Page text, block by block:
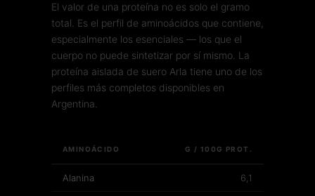
El valor de una proteína no es solo el gramo
total. Es el perfil de aminoácidos que contiene,
especialmente los esenciales — los que el
cuerpo no puede sintetizar por sí mismo. La
proteína aislada de suero Arla tiene uno de los
perfiles más completos disponibles en
Argentina.
AMINOÁCIDO G / 100G PROT.
Alanina 6,1